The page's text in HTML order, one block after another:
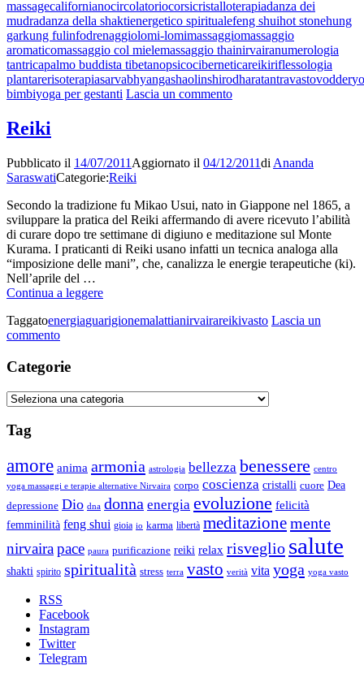
massagecalifornianocircolatoriocorsicristalloterapiadanza dei
mudradanza della shaktienergetico spiritualefeng shuihot stonehung
garkung fulinfodrenaggiolomi-lomimassaggiomassaggio
aromaticomassaggio col mielemassaggio thainirvairanumerologia
tantricapalmo buddista tibetanopsicociberneticareikiriflessologia
plantarerisoterapiasarvabhyangashaolinshirodharatantravastovodder
bimbiyoga per gestanti Lascia un commentosu
Reiki
Pubblicato il 14/07/2011 Aggiornato il 04/12/2011di Ananda
SaraswatiCategorie:Reiki
Secondo la tradizione fu Mikao Usui, nato in Giappone nel 1865, a
sviluppare la pratica del Reiki affermando di avere ricevuto l’abilità
di curare dopo tre settimane di digiuno e meditazione sul Monte
Kurama. I praticanti di Reiki usano infatti un tecnica analoga alla
“imposizione delle mani”, che, canalizza le energie terapeutiche (ki).
Nell’aprile del …
Continua a leggereReiki
Taggatoenergiaguarigionemalattianirvairareikivasto Lascia un
commentosu
Categorie
Categorie
Tag
amore anima armonia astrologia bellezza benessere centro
yoga massaggi e terapie alternative Nirvaira corpo coscienza cristalli cuore Dea
depressione Dio dna donna energia evoluzione felicità
femminilità feng shui gioia io karma libertà meditazionemente
nirvairapace paura purificazione reiki relax risveglio salute
shakti spirito spiritualità stress terra vasto verità vita yoga yoga vasto
RSS
Facebook
Instagram
Twitter
Telegram